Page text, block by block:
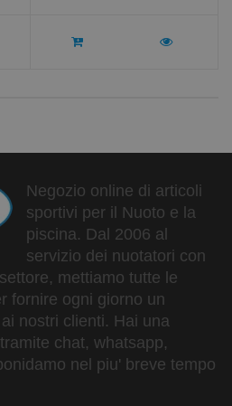
Negozio online di articoli
sportivi per il Nuoto e la
piscina. Dal 2006 al
servizio dei nuotatori con
mettiamo tutte le
fornire ogni giorno un
nostri clienti. Hai una
chat, whatsapp,
nel piu' breve tempo